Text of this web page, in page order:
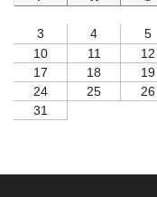
3
4 5
10
11 12
17
18 19
24
25 26
31